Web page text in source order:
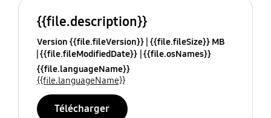
{{file.description}}
Version {{file.fileVersion}} {{file.fileSize}} MB
{{file.fileModifiedDate}} {{file.osNames}}
{{file.languageName}}
{{file.languageName}}
Télécharger